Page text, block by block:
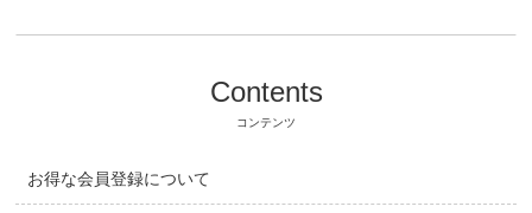
Contents
コンテンツ
お得な会員登録について